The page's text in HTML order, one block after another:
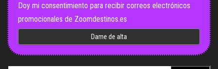
Doy mi consentimiento para recibir correos electrónicos
promocionales de Zoomdestinos.es